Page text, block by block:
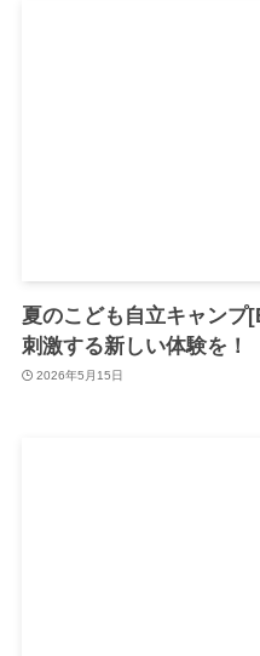
夏のこども自立キャンプ
刺激する新しい体験を！
2026年5月15日